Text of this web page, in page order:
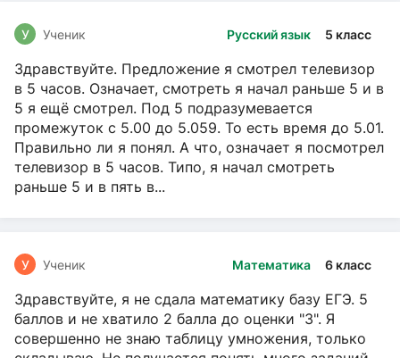
Русский язык 5 класс
У Ученик
Здравствуйте. Предложение я смотрел телевизор
в 5 часов. Означает, смотреть я начал раньше 5 и в
5 я ещё смотрел. Под 5 подразумевается
промежуток с 5.00 до 5.059. То есть время до 5.01.
Правильно ли я понял. А что, означает я посмотрел
телевизор в 5 часов. Типо, я начал смотреть
раньше 5 и в пять в...
Математика 6 класс
У Ученик
Здравствуйте, я не сдала математику базу ЕГЭ. 5
баллов и не хватило 2 балла до оценки "3". Я
совершенно не знаю таблицу умножения, только